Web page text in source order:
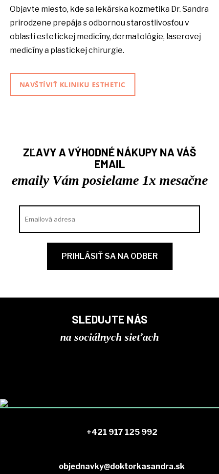
Objavte miesto, kde sa lekárska kozmetika Dr. Sandra
prirodzene prepája s odbornou starostlivosťou v
oblasti estetickej medicíny, dermatológie, laserovej
medicíny a plastickej chirurgie.
NAVŠTÍVIŤ KLINIKU ESTHETIC
ZĽAVY A VÝHODNÉ NÁKUPY NA VÁŠ
EMAIL
emaily Vám posielame 1x mesačne
SLEDUJTE NÁS
na sociálnych sieťach
+421 917 125 992
objednavky@doktorkasandra.sk